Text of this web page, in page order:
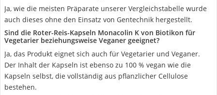
Ja, wie die meisten Präparate unserer Vergleichstabelle wurde
auch dieses ohne den Einsatz von Gentechnik hergestellt.
Sind die Roter-Reis-Kapseln Monacolin K von Biotikon für
Vegetarier beziehungsweise Veganer geeignet?
Ja, das Produkt eignet sich auch für Vegetarier und Veganer.
Der Inhalt der Kapseln ist ebenso zu 100 % vegan wie die
Kapseln selbst, die vollständig aus pflanzlicher Cellulose
bestehen.